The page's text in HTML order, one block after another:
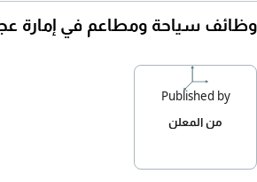
وظائف سياحة ومطاعم في إمارة
Published by
من المعلن